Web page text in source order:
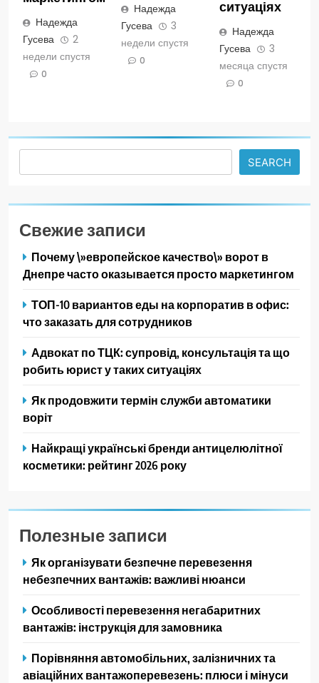
Надежда
Гусева
2
недели спустя
0
Надежда
Гусева
3
недели спустя
0
ситуаціях
Надежда
Гусева
3
месяца спустя
0
SEARCH
Свежие записи
Почему \»европейское качество\» ворот в
Днепре часто оказывается просто маркетингом
ТОП-10 вариантов еды на корпоратив в офис:
что заказать для сотрудников
Адвокат по ТЦК: супровід, консультація та що
робить юрист у таких ситуаціях
Як продовжити термін служби автоматики
воріт
Найкращі українські бренди антицелюлітної
косметики: рейтинг 2026 року
Полезные записи
Як організувати безпечне перевезення
небезпечних вантажів: важливі нюанси
Особливості перевезення негабаритних
вантажів: інструкція для замовника
Порівняння автомобільних, залізничних та
авіаційних вантажоперевезень: плюси і мінуси